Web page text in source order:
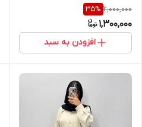
2,000,000
35%
1,300,000
افزودن به سبد